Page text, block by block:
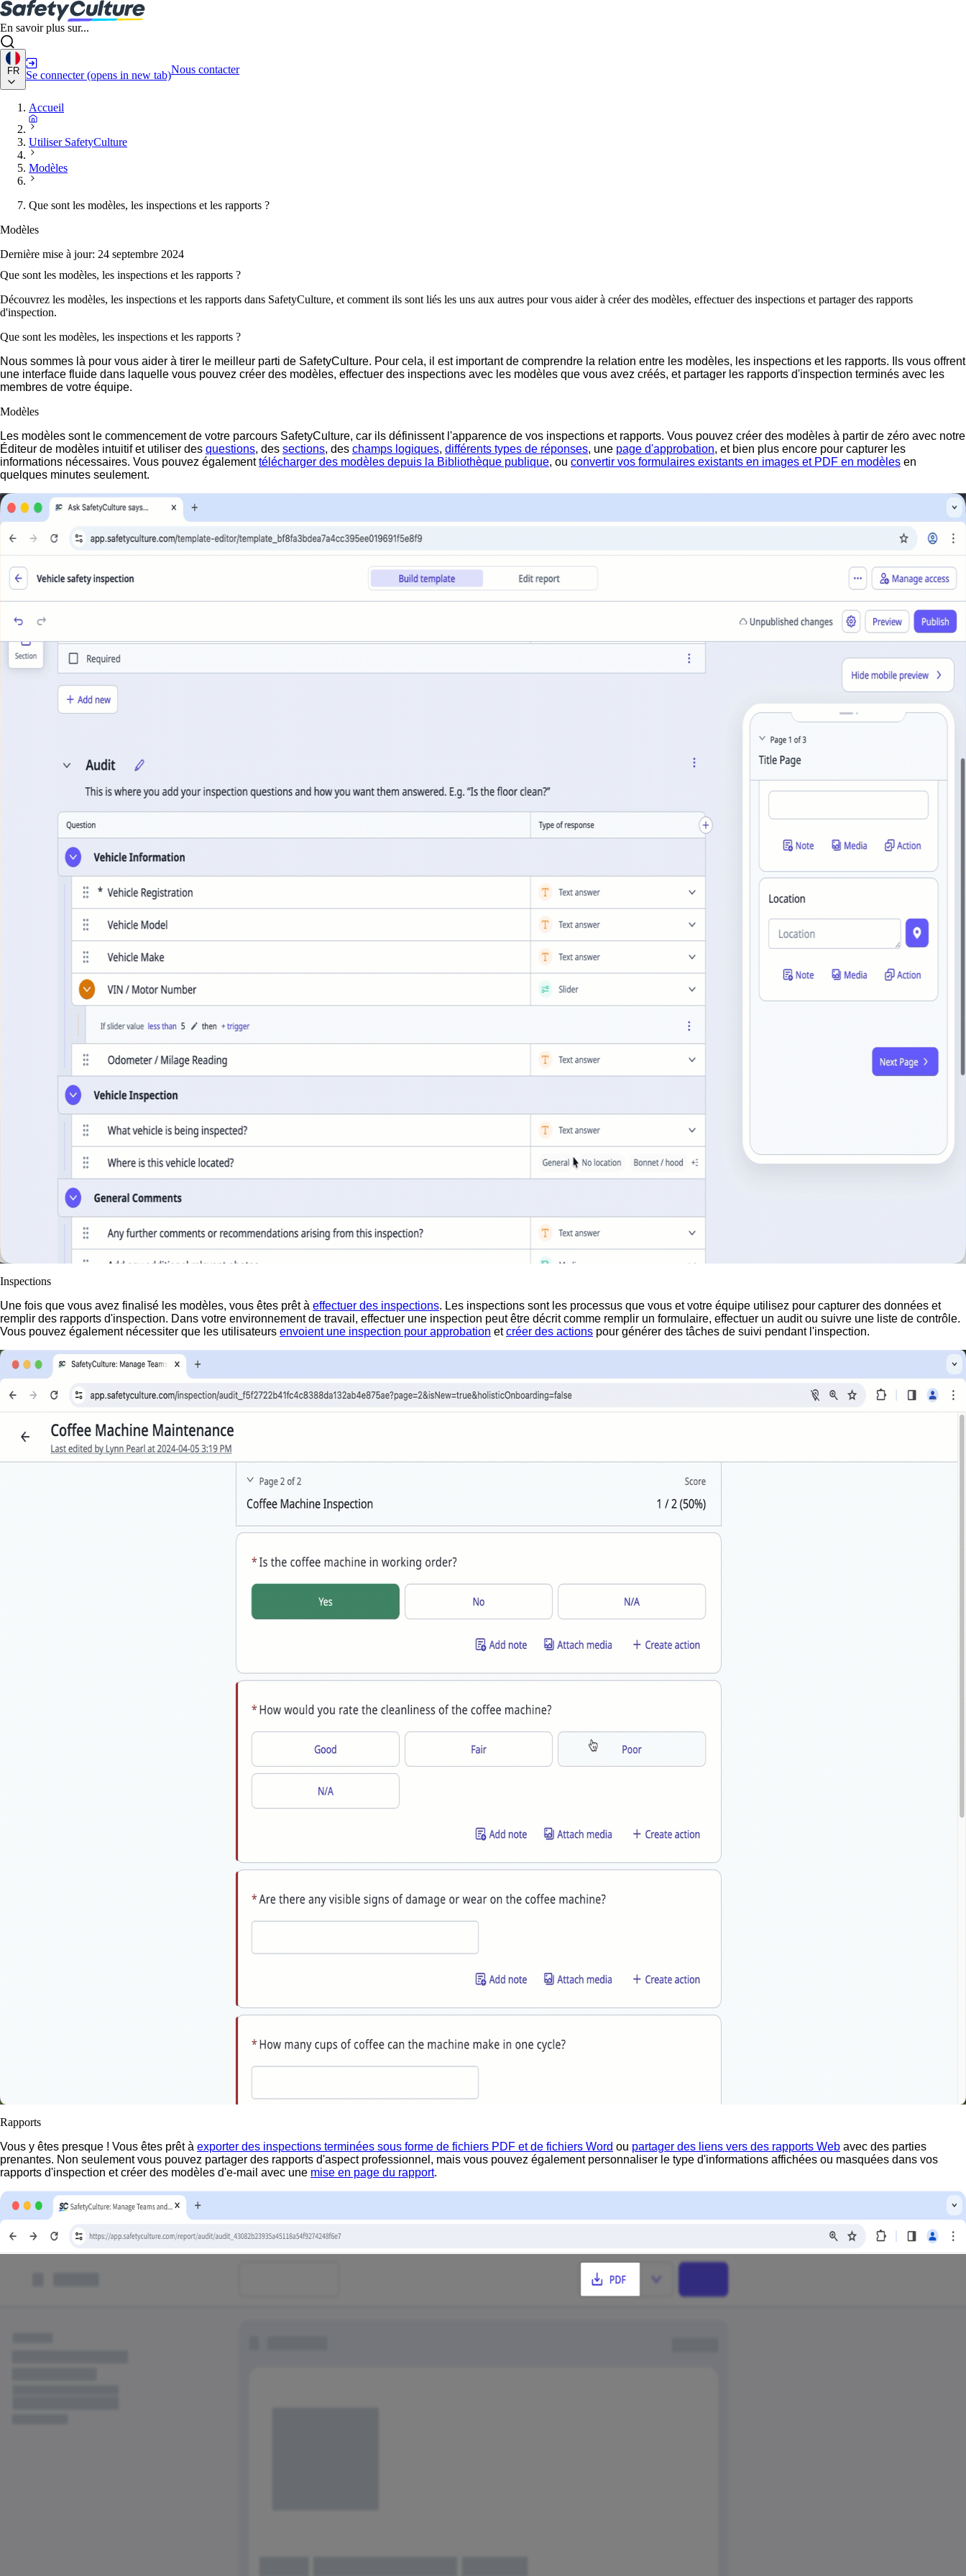
En savoir plus sur...
FR Se connecter (opens in new tab)Nous contacter
Accueil
Utiliser SafetyCulture
Modèles
Que sont les modèles, les inspections et les rapports ?
Modèles
Dernière mise à jour: 24 septembre 2024
Que sont les modèles, les inspections et les rapports ?
Découvrez les modèles, les inspections et les rapports dans SafetyCulture, et comment ils sont liés les uns aux autres pour vous aider à créer des modèles, effectuer des inspections et partager des rapports
d'inspection.
Que sont les modèles, les inspections et les rapports ?
Nous sommes là pour vous aider à tirer le meilleur parti de SafetyCulture. Pour cela, il est important de comprendre la relation entre les modèles, les inspections et les rapports. Ils vous offrent
une interface fluide dans laquelle vous pouvez créer des modèles, effectuer des inspections avec les modèles que vous avez créés, et partager les rapports d'inspection terminés avec les
membres de votre équipe.
Modèles
Les modèles sont le commencement de votre parcours SafetyCulture, car ils définissent l'apparence de vos inspections et rapports. Vous pouvez créer des modèles à partir de zéro avec notre
Éditeur de modèles intuitif et utiliser des questions, des sections, des champs logiques, différents types de réponses, une page d'approbation, et bien plus encore pour capturer les
informations nécessaires. Vous pouvez également télécharger des modèles depuis la Bibliothèque publique, ou convertir vos formulaires existants en images et PDF en modèles en
quelques minutes seulement.
Inspections
Une fois que vous avez finalisé les modèles, vous êtes prêt à effectuer des inspections. Les inspections sont les processus que vous et votre équipe utilisez pour capturer des données et
remplir des rapports d'inspection. Dans votre environnement de travail, effectuer une inspection peut être décrit comme remplir un formulaire, effectuer un audit ou suivre une liste de contrôle.
Vous pouvez également nécessiter que les utilisateurs envoient une inspection pour approbation et créer des actions pour générer des tâches de suivi pendant l'inspection.
Rapports
Vous y êtes presque ! Vous êtes prêt à exporter des inspections terminées sous forme de fichiers PDF et de fichiers Word ou partager des liens vers des rapports Web avec des parties
prenantes. Non seulement vous pouvez partager des rapports d'aspect professionnel, mais vous pouvez également personnaliser le type d'informations affichées ou masquées dans vos
rapports d'inspection et créer des modèles d'e-mail avec une mise en page du rapport.